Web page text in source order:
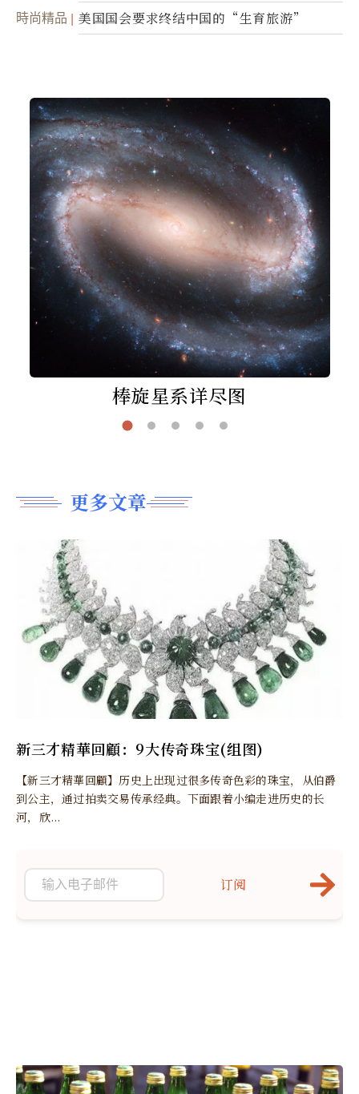
面入侵的可能性
時尚精品 美国国会要求终结中国的“生育旅游”
棒旋星系详尽图
更多文章
新三才精華回顧：9大传奇珠宝(组图)
【新三才精華回顧】历史上出现过很多传奇色彩的珠宝，从伯爵
到公主，通过拍卖交易传承经典。下面跟着小编走进历史的长
河，欣...
订阅